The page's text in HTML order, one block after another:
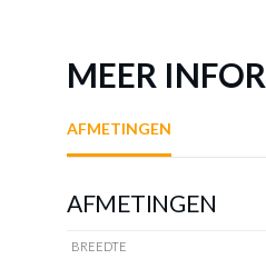
MEER
AFMETINGEN
AFMETINGEN
BREEDTE